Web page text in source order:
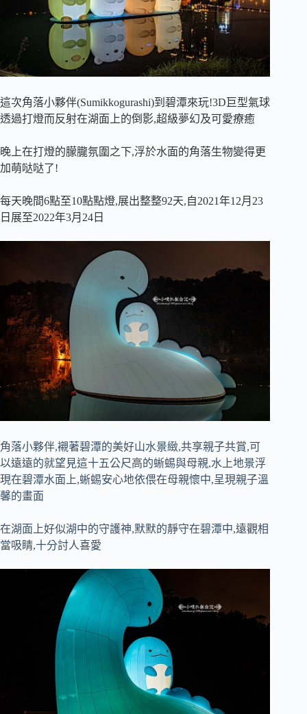
這次角落小夥伴(Sumikkogurashi)到碧潭來玩!3D巨型氣球
透過打燈而反射在湖面上的倒影,超級夢幻及可愛療癒
晚上在打燈的朦朧氛圍之下,浮於水面的角落生物變得更
加萌哒哒了!
每天晚間6點至10點點燈,展出整整92天,自2021年12月 23
日展至2022年3月 24 日
角落小夥伴,襯著碧潭的美好山水景緻,共享親子共賞,可
以遠遠的就望見這十五公尺高的蜥蜴與母親,水上地景浮
現在碧潭水面上,蜥蜴安心地依偎在母親懷中,呈現親子溫
馨的畫面
在湖面上好似湖中的守護神,默默的靜守在碧潭中,遠觀相
當吸睛,十分討人喜愛